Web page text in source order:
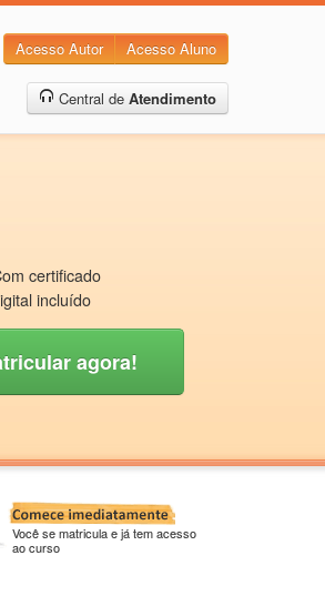
Acesso Autor Acesso Aluno
Central de Atendimento
certificado
incluído
agora!
Você se matricula e já tem acesso
ao curso